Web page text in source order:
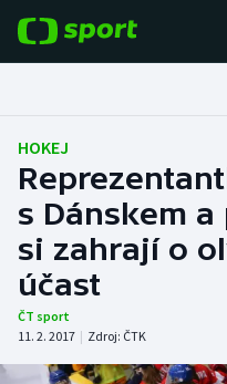
Fotbal
Hokej
Tenis
Atletika
HOKEJ
s Dánskem
si zahrají o
účast
ČT sport
11. 2. 2017 | Zdroj: ČTK